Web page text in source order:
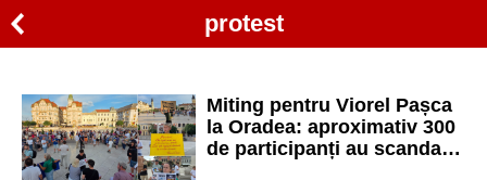
protest
Miting pentru Viorel Pașca
la Oradea: aproximativ 300
de participanți au scandat